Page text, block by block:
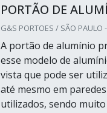
PORTÃO DE
G&S PORTOES / SÃO PAULO
A portão de alumínio
esse modelo de
vista que pode ser
até mesmo em
utilizados, sendo muito